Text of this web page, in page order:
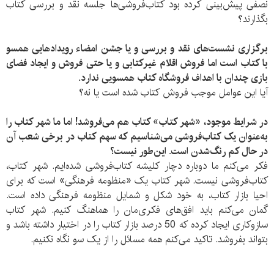
نصفی پیش‌بینی کرده بود کتاب‌فروشی‌ها جلسه نقد و بررسی کتاب
بگذارند؟
برگزاری نشست‌های نقد و بررسی و یا جشن امضاء رویداد‌هایی همسو
با کتاب است اما فروش اقلام غیرکتابی و یا حتی فروش و ایجاد فضای
بازی چندان با اهداف فروشگاه کتاب همسویی ندارد.
آیا این عوامل موجب فروش کتاب شده است یا نه؟
در شرایط موجود، «شهر کتاب» کتاب هم می‌فروشد! اما ما شهر کتاب را
به‌عنوان یک کتاب‌فروشی می‌شناسیم که سهم کتاب در برخی شعب آن
در حال کم رنگ‌شدن است. این‌طور نیست؟
فکر می‌کنم ما دوباره دچار کلیشه کتاب‌فروشی شده‌ایم. شهر کتاب،
کتاب‌فروشی نیست. شهر کتاب یک «منظومه فرهنگی» است که برای
احیا بازار کتاب، به خود شکل و شمایل منظومه فرهنگی داده است.
گمان می‌کنم باید افق‌‌های فکری‌مان را هماهنگ کنیم. شهر کتاب
سازو‌کاری ایجاد کرده که 50 درصد بازار کتاب را در اختیار داشته باشد و
بتواند بفروشد. تاکید می‌کنم همه مسائل را از یک سو نگاه نکنیم.